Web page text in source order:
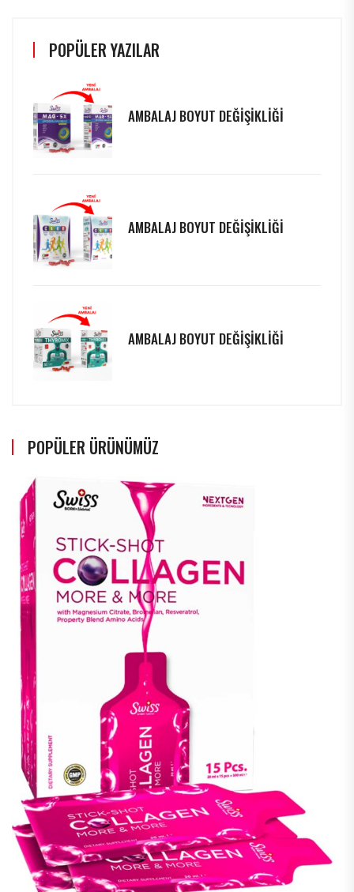
POPÜLER YAZILAR
AMBALAJ BOYUT DEĞİŞİKLİĞİ
AMBALAJ BOYUT DEĞİŞİKLİĞİ
AMBALAJ BOYUT DEĞİŞİKLİĞİ
POPÜLER ÜRÜNÜMÜZ